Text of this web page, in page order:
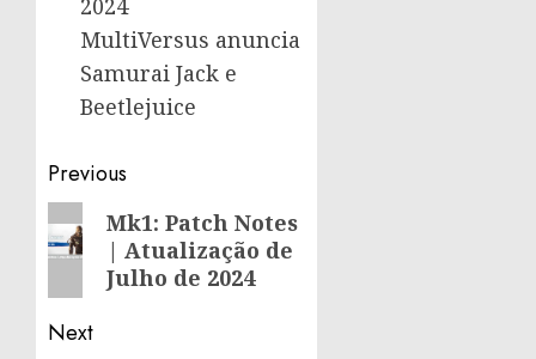
2024
MultiVersus anuncia
Samurai Jack e
Beetlejuice
Post
navigation
Previous
Previous
post:
Mk1: Patch Notes
| Atualização de
Julho de 2024
Next